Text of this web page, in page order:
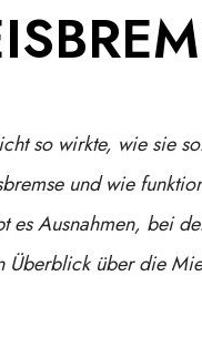
so wirkte, wie sie
und wie
es Ausnahmen, bei
Überblick über die